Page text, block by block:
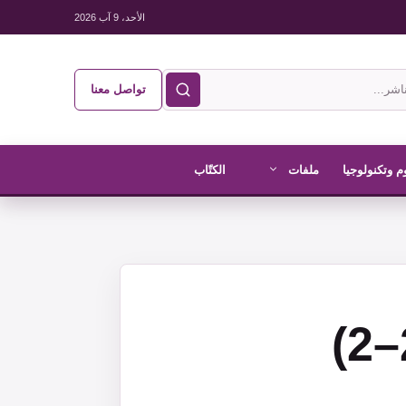
الأحد، 9 آب 2026
تواصل معنا
وتكنولوجيا ملفات الكتّاب